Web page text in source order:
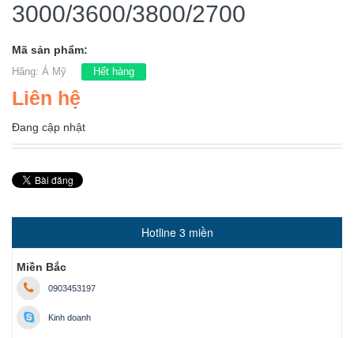
3000/3600/3800/2700
Mã sản phẩm:
Hãng: Á Mỹ Hết hàng
Liên hệ
Đang cập nhật
Hotline 3 miền
Miền Bắc
0903453197
Kinh doanh